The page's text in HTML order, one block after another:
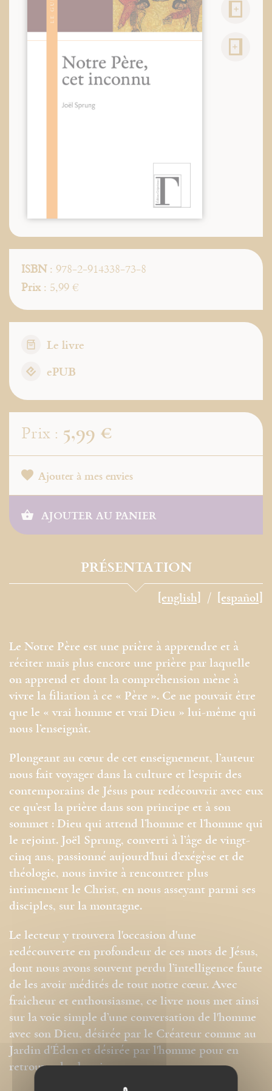
ISBN: 978-2-914338-73-8
Prix: 5,99 €
Le livre
ePUB
Prix : 5,99 €
Ajouter à mes envies
AJOUTER AU PANIER
PRÉSENTATION
[english] [español]
Le Notre Père est une prière à apprendre et à
réciter mais plus encore une prière par laquelle
on apprend et dont la compréhension mène à
vivre la filiation à ce « Père ». Ce ne pouvait être
que le « vrai homme et vrai Dieu » lui-même qui
nous l’enseignât.
Plongeant au cœur de cet enseignement, l’auteur
nous fait voyager dans la culture et l’esprit des
contemporains de Jésus pour redécouvrir avec eux
ce qu’est la prière dans son principe et à son
sommet : Dieu qui attend l’homme et l’homme qui
le rejoint. Joël Sprung, converti à l’âge de vingt-
cinq ans, passionné aujourd’hui d’exégèse et de
théologie, nous invite à rencontrer plus
intimement le Christ, en nous asseyant parmi ses
disciples, sur la montagne.
Le lecteur y trouvera l'occasion d'une
redécouverte en profondeur de ces mots de Jésus,
dont nous avons souvent perdu l’intelligence faute
de les avoir médités de tout notre cœur. Avec
fraîcheur et enthousiasme, ce livre nous met ainsi
sur la voie simple d’une conversation de l'homme
avec son Dieu, désirée par le Créateur comme au
Jardin d'Éden et désirée par l'homme pour en
retrouver le chemin.